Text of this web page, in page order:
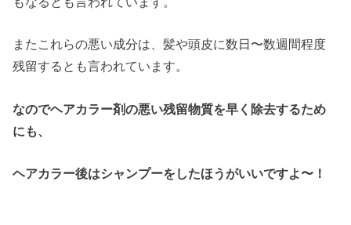
またこれらの悪い成分は、髪や頭皮に数日〜数週間程度
残留するとも言われています。
なのでヘアカラー剤の悪い残留物質を早く除去するため
にも、
ヘアカラー後はシャンプーをしたほうがいいですよ〜！